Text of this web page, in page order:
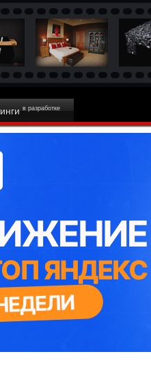
в разработке